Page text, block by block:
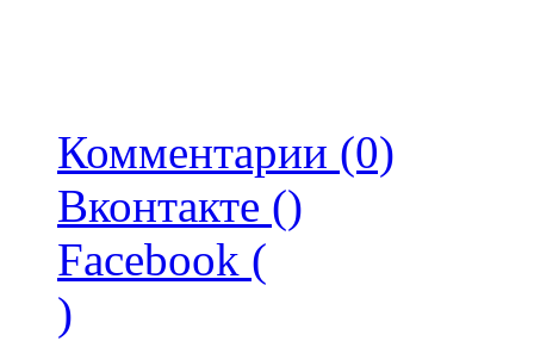
Комментарии (0)
Вконтакте ()
Facebook (
)